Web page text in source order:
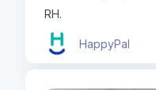
RH.
HappyPal